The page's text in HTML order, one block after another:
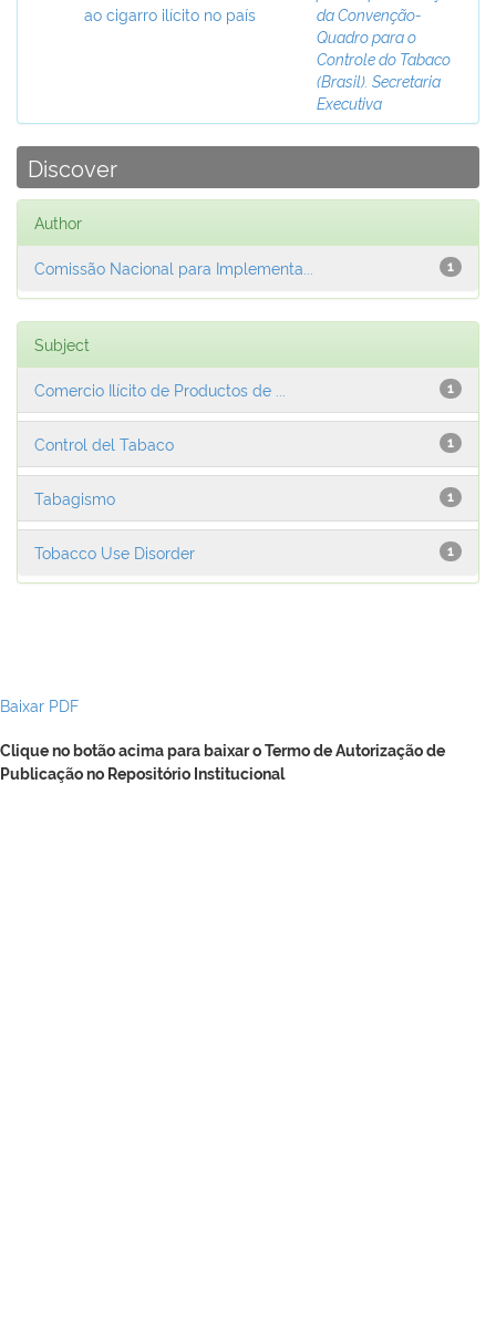
ao cigarro ilícito no país
da Convenção-
Quadro para o
Controle do Tabaco
(Brasil). Secretaria
Executiva
Discover
Author
1
Comissão Nacional para Implementa...
Subject
1
Comercio Ilícito de Productos de ...
1
Control del Tabaco
1
Tabagismo
1
Tobacco Use Disorder
Baixar PDF
Clique no botão acima para baixar o Termo de Autorização de
Publicação no Repositório Institucional